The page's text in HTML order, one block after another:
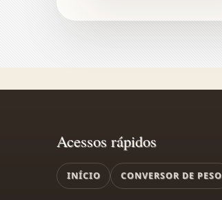
Acessos rápidos
INÍCIO CONVERSOR DE PESO